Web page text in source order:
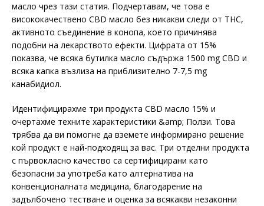
масло чрез тази статия. Подчертавам, че това е
висококачествено CBD масло без никакви следи от THC,
активното съединение в конопа, което причинява
подобни на лекарството ефекти. Цифрата от 15%
показва, че всяка бутилка масло съдържа 1500 mg CBD и
всяка капка възлиза на приблизително 7-7,5 mg
канабидиол.
Идентифицирахме три продукта CBD масло 15% и
очертахме техните характеристики &amp; Ползи. Това
трябва да ви помогне да вземете информирано решение
кой продукт е най-подходящ за вас. Три отделни продукта
с първокласно качество са сертифицирани като
безопасни за употреба като алтернатива на
конвенционалната медицина, благодарение на
задълбочено тестване и оценка за всякакви незаконни